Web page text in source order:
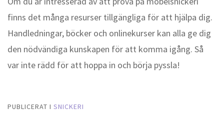
finns det många resurser tillgängliga för att hjälpa dig.
Handledningar, böcker och onlinekurser kan alla ge dig
den nödvändiga kunskapen för att komma igång. Så
var inte rädd för att hoppa in och börja pyssla!
PUBLICERAT I SNICKERI